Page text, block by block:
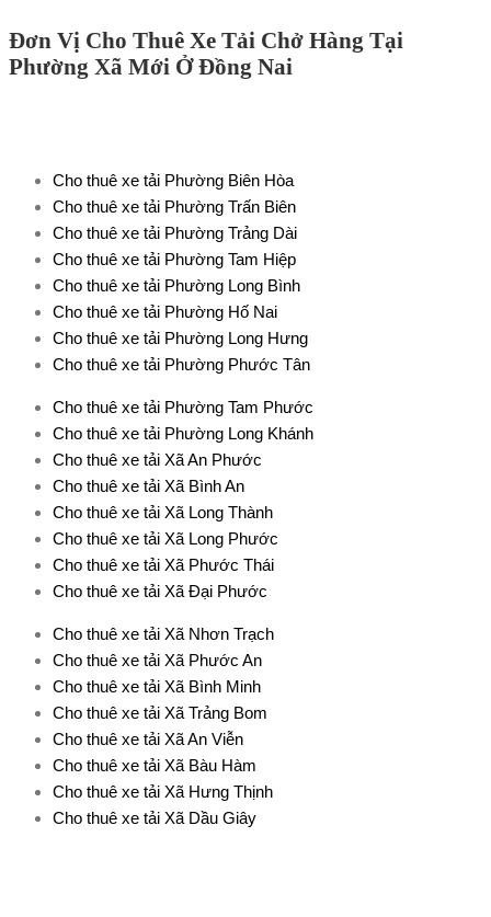
Đơn Vị Cho Thuê Xe Tải Chở Hàng Tại
Phường Xã Mới Ở Đồng Nai
Cho thuê xe tải Phường Biên Hòa
Cho thuê xe tải Phường Trấn Biên
Cho thuê xe tải Phường Trảng Dài
Cho thuê xe tải Phường Tam Hiệp
Cho thuê xe tải Phường Long Bình
Cho thuê xe tải Phường Hố Nai
Cho thuê xe tải Phường Long Hưng
Cho thuê xe tải Phường Phước Tân
Cho thuê xe tải Phường Tam Phước
Cho thuê xe tải Phường Long Khánh
Cho thuê xe tải Xã An Phước
Cho thuê xe tải Xã Bình An
Cho thuê xe tải Xã Long Thành
Cho thuê xe tải Xã Long Phước
Cho thuê xe tải Xã Phước Thái
Cho thuê xe tải Xã Đại Phước
Cho thuê xe tải Xã Nhơn Trạch
Cho thuê xe tải Xã Phước An
Cho thuê xe tải Xã Bình Minh
Cho thuê xe tải Xã Trảng Bom
Cho thuê xe tải Xã An Viễn
Cho thuê xe tải Xã Bàu Hàm
Cho thuê xe tải Xã Hưng Thịnh
Cho thuê xe tải Xã Dầu Giây